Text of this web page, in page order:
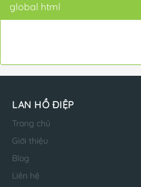
global html
LAN HỒ ĐIỆP
Trang chủ
Giới thiệu
Blog
Liên hệ